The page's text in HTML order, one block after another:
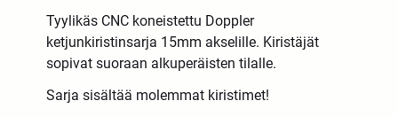
Tyylikäs CNC koneistettu Doppler
ketjunkiristinsarja 15mm akselille. Kiristäjät
sopivat suoraan alkuperäisten tilalle.
Sarja sisältää molemmat kiristimet!